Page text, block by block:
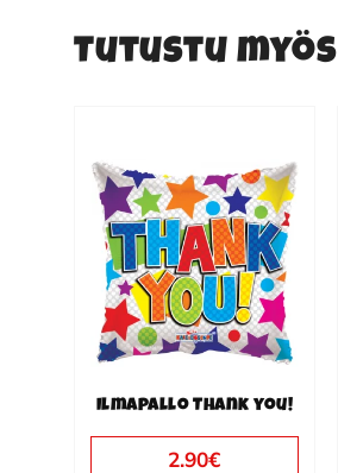
Tutustu myös
Ilmapallo Thank you!
2.90€